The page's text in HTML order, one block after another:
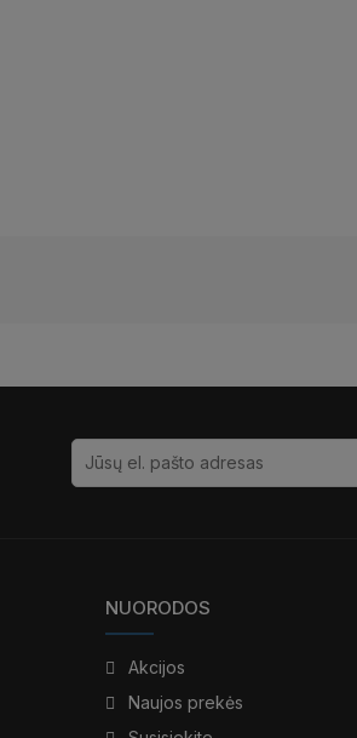
NUORODOS
Akcijos
Naujos prekės